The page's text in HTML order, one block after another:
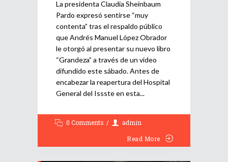
La presidenta Claudia Sheinbaum
Pardo expresó sentirse “muy
contenta” tras el respaldo público
que Andrés Manuel López Obrador
le otorgó al presentar su nuevo libro
“Grandeza” a través de un video
difundido este sábado. Antes de
encabezar la reapertura del Hospital
General del Issste en esta
0 Comments
admin
Read More